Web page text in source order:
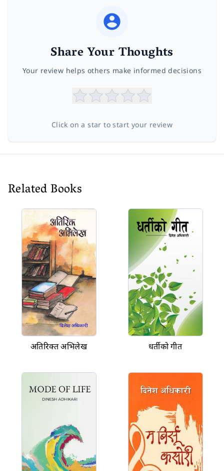
Share Your Thoughts
Your review helps others make informed decisions
Click on a star to start your review
Related Books
अतिरिक्त अभिलेख धर्तीको गीत